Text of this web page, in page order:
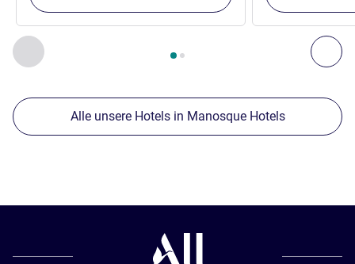
Zurück - Unsere anderen Etablissements in der Nähe
Seite , Unsere anderen Etablissements in der Nähe
Alle unsere Hotels in Manosque Hotels